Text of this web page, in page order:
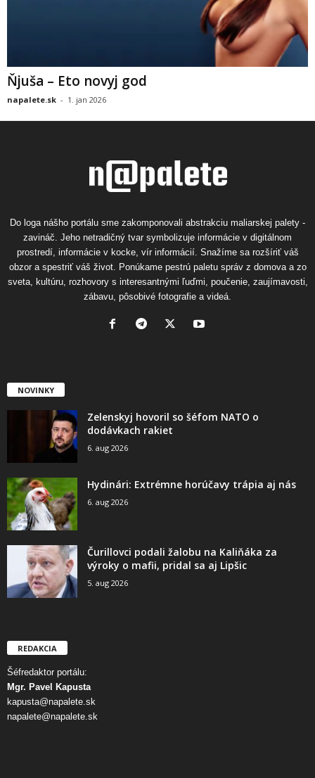
Ňjuša – Eto novyj god
napalete.sk - 1. jan 2026
Do loga nášho portálu sme zakomponovali abstrakciu maliarskej palety -
zavináč. Jeho netradičný tvar symbolizuje informácie v digitálnom
prostredí, informácie v kocke, vír informácií. Snažíme sa rozšíriť váš
obzor a spestriť váš život. Ponúkame pestrú paletu správ z domova a zo
sveta, kultúru, rozhovory s interesantnými ľuďmi, poučenie, zaujímavosti,
zábavu, pôsobivé fotografie a videá.
NOVINKY
Zelenskyj hovoril so šéfom NATO o
dodávkach rakiet
6. aug 2026
Hydinári: Extrémne horúčavy trápia aj nás
6. aug 2026
Čurillovci podali žalobu na Kaliňáka za
výroky o mafii, pridal sa aj Lipšic
5. aug 2026
REDAKCIA
Šéfredaktor portálu:
Mgr. Pavel Kapusta
kapusta@napalete.sk
napalete@napalete.sk